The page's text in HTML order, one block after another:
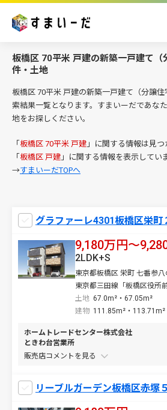
板橋区 70平米 戸建の新築一戸建て（
件・土地
板橋区 70平米 戸建の新築一戸建て（分譲
索結果一覧となります。すまいーだであな
地をお探しください。
「 板橋区 70平米 戸建 」に関する情報は見つ
「 板橋区 戸建 」に関する情報を表示してい
→すまいーだTOPへ
グラファーレ4301板橋区栄町
9,180万円〜
東京都板橋区 栄町 七番参八
東京都三田線「板橋区役所
土地 67.0m²・67.05m²
2LDK+S
建物 111.85m²・113.71m²
ホームトレードセンター株式会社
ときわ台営業所
販売店コメントを
リーブルガーデン板橋区赤塚